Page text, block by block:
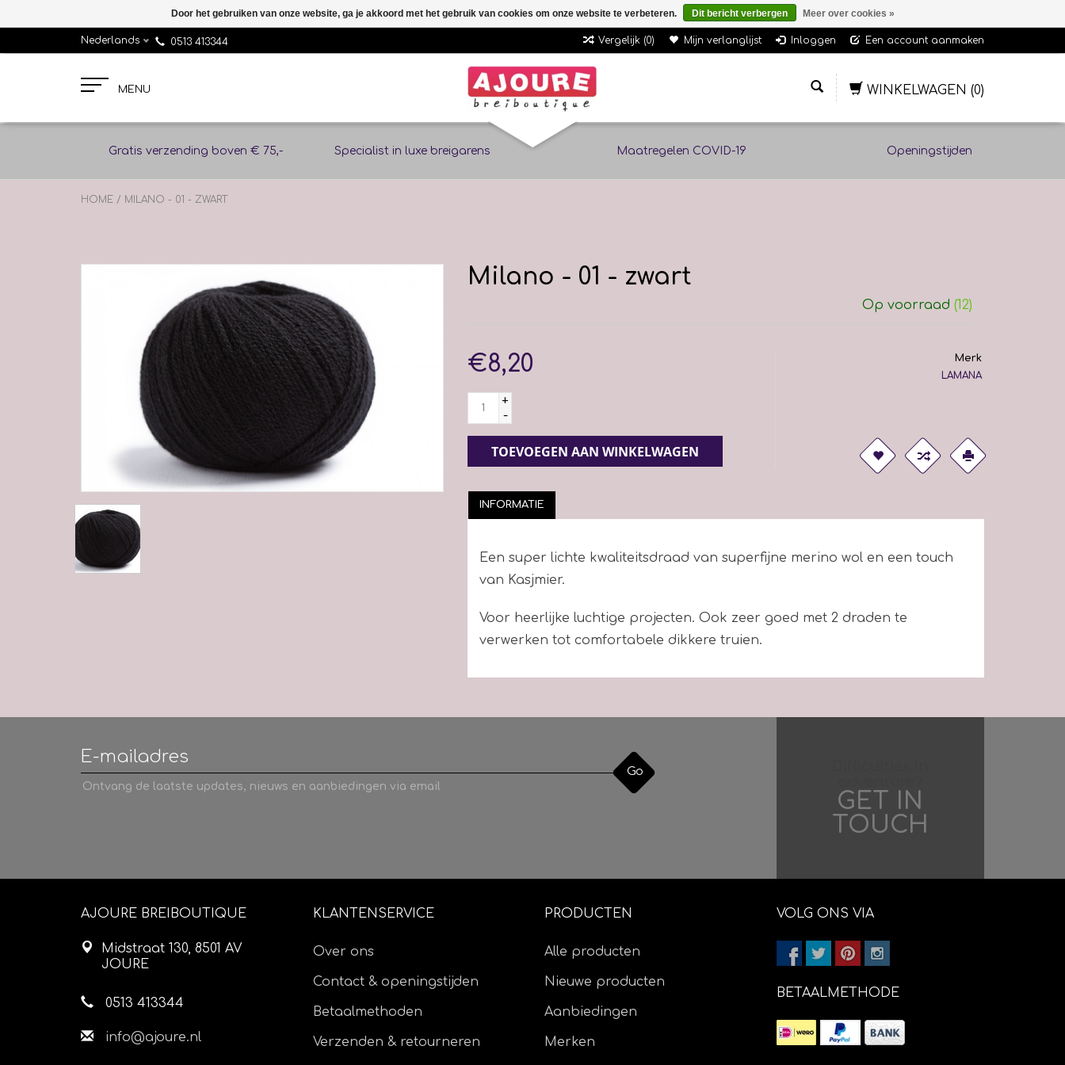
Nederlands 0513 413344 Vergelijk (0) Mijn verlanglijst Inloggen Een account aanmaken
MENU WINKELWAGEN (0)
Gratis verzending boven € 75,- Specialist in luxe breigarens Maatregelen COVID-19 Openingstijden
HOME / MILANO - 01 - ZWART
Milano - 01 - zwart
Op voorraad (12)
€8,20
+
-
TOEVOEGEN AAN WINKELWAGEN
Merk
LAMANA
INFORMATIE
Een super lichte kwaliteitsdraad van superfijne merino wol en een touch
van Kasjmier.
Voor heerlijke luchtige projecten. Ook zeer goed met 2 draden te
verwerken tot comfortabele dikkere truien.
Voor een maat 38-40 heeft u 200 gram ( 8 bollen) nodig.
90 % superfijne merino en 10 %
180 meter op 25 gram
2,5 - 3, 5 mm
Go
Ontvang de laatste updates, nieuws en aanbiedingen via email
GET IN
TOUCH
AJOURE BREIBOUTIQUE
Midstraat 130, 8501 AV
JOURE
0513 413344
info@ajoure.nl
KLANTENSERVICE
Over ons
Contact & openingstijden
Betaalmethoden
Verzenden & retourneren
PRODUCTEN
Alle producten
Nieuwe producten
Aanbiedingen
Merken
VOLG ONS VIA
BETAALMETHODE
Door het gebruiken van onze website, ga je akkoord met het gebruik van cookies om onze website te verbeteren. Dit bericht verbergen Meer over cookies »